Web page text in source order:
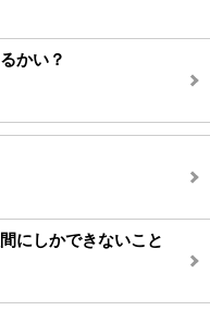
かい？
にしかできないこと